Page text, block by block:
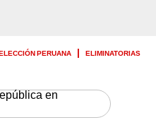
PERUANA
ELIMINATORIAS
en